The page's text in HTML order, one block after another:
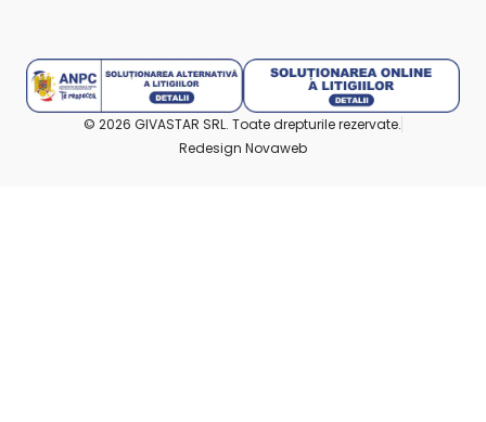
© 2026 GIVASTAR SRL. Toate drepturile rezervate.
Redesign Novaweb